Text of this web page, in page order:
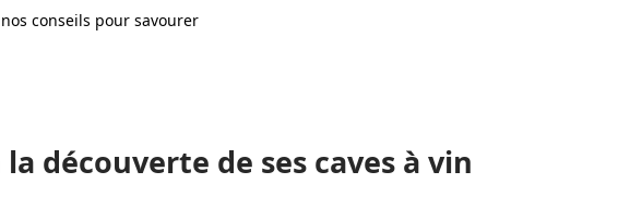
conseils pour savourer
découverte de ses caves à vin